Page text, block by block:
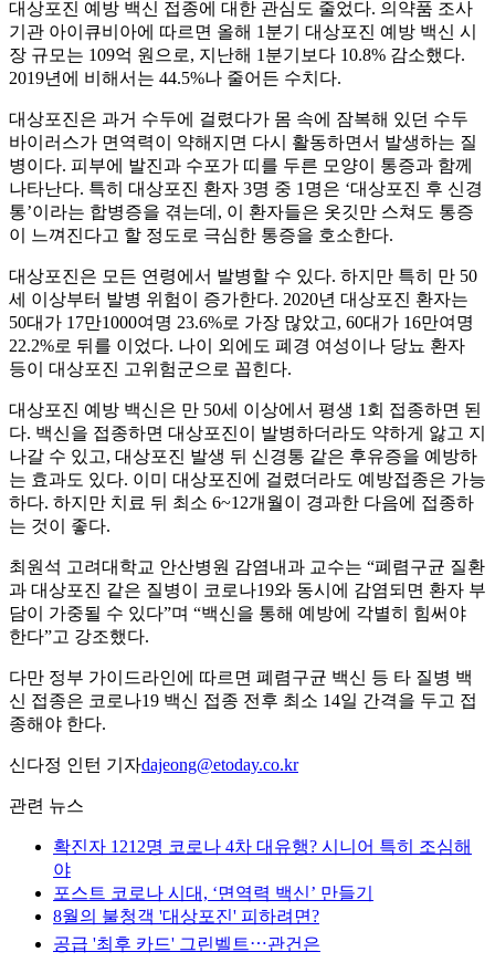
대상포진 예방 백신 접종에 대한 관심도 줄었다. 의약품 조사
기관 아이큐비아에 따르면 올해 1분기 대상포진 예방 백신 시
장 규모는 109억 원으로, 지난해 1분기보다 10.8% 감소했다.
2019년에 비해서는 44.5%나 줄어든 수치다.
대상포진은 과거 수두에 걸렸다가 몸 속에 잠복해 있던 수두
바이러스가 면역력이 약해지면 다시 활동하면서 발생하는 질
병이다. 피부에 발진과 수포가 띠를 두른 모양이 통증과 함께
나타난다. 특히 대상포진 환자 3명 중 1명은 ‘대상포진 후 신경
통’이라는 합병증을 겪는데, 이 환자들은 옷깃만 스쳐도 통증
이 느껴진다고 할 정도로 극심한 통증을 호소한다.
대상포진은 모든 연령에서 발병할 수 있다. 하지만 특히 만 50
세 이상부터 발병 위험이 증가한다. 2020년 대상포진 환자는
50대가 17만1000여명 23.6%로 가장 많았고, 60대가 16만여명
22.2%로 뒤를 이었다. 나이 외에도 폐경 여성이나 당뇨 환자
등이 대상포진 고위험군으로 꼽힌다.
대상포진 예방 백신은 만 50세 이상에서 평생 1회 접종하면 된
다. 백신을 접종하면 대상포진이 발병하더라도 약하게 앓고 지
나갈 수 있고, 대상포진 발생 뒤 신경통 같은 후유증을 예방하
는 효과도 있다. 이미 대상포진에 걸렸더라도 예방접종은 가능
하다. 하지만 치료 뒤 최소 6~12개월이 경과한 다음에 접종하
는 것이 좋다.
최원석 고려대학교 안산병원 감염내과 교수는 “폐렴구균 질환
과 대상포진 같은 질병이 코로나19와 동시에 감염되면 환자 부
담이 가중될 수 있다”며 “백신을 통해 예방에 각별히 힘써야
한다”고 강조했다.
다만 정부 가이드라인에 따르면 폐렴구균 백신 등 타 질병 백
신 접종은 코로나19 백신 접종 전후 최소 14일 간격을 두고 접
종해야 한다.
신다정 인턴 기자dajeong@etoday.co.kr
관련 뉴스
확진자 1212명 코로나 4차 대유행? 시니어 특히 조심해
야
포스트 코로나 시대, ‘면역력 백신’ 만들기
8월의 불청객 '대상포진' 피하려면?
공급 '최후 카드' 그린벨트⋯관건은